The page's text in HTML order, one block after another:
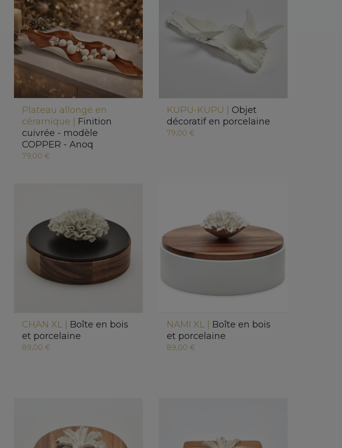
Plateau allongé en
céramique | Finition
cuivrée - modèle
COPPER - Anoq
79,00 €
KUPU-KUPU | Objet
décoratif en porcelaine
79,00 €
CHAN XL | Boîte en bois
et porcelaine
89,00 €
NAMI XL | Boîte en bois
et porcelaine
89,00 €